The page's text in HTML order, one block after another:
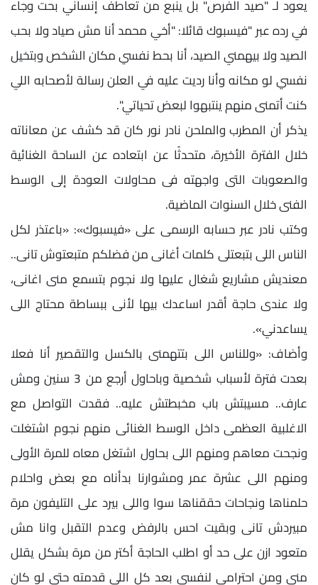
يعود لـ "صيد الفرص" بل ينبع من تعاطف إنساني بحت وجاء
في رده عبر "فيسبوك قائلا: "أخي محمد أنا مش صياد ولا بحب
الصيد ولا بيهمني الصيد، أنا بحط نفسي مكان الشخص وبتخيل
نفسي لو مكانه وأنا رديت عليه في العلن رسالة لأصحابه اللي
كنت أتمنى منهم ينتبهوا لبعض تحياتي".
يذكر أن المطرب والملحن نادر نور كان قد كشف عن معاناته
خلال الفترة الأخيرة، متحدثًا عن ابتعاده عن الساحة الغنائية
والصعوبات التى واجهته فى محاولات العودة إلى الوسط
الفنى خلال السنوات الماضية.
وكتب نادر عبر حسابه الرسمى على «فيسبوك»: «باعتذر لكل
الناس اللى بتبعتلى كلمات أغانى من فضلكم متبعتوش تانى..
معنديش مشاريع شغال عليها ولا نجوم بتسمع منى اغانى،
ولا عندى حاجة أقدر اساعدك بيها لأنى ببساطة محتاج اللى
يساعدني».
وأضاف: «وللناس اللى بتتهمنى بالكسل والتقصير أنا فعلا
بعدت فترة لأسباب شخصية وباحاول أرجع من 3 سنين ومش
عارف.. مسيبتش باب مخبطتش عليه.. فقدت التواصل مع
الاغلبية العظمى داخل الوسط الغنائى منهم نجوم اشتغلت
ونجحت معاهم ومنهم اللى بحاول اشتغل معاه للمرة الأولى
ومنهم اللى عشرة عمر ومشوارنا بدأناه مع بعض واحلام
حلمناها ونجاحات حققناها سوا واللى بيرد على التليفون مرة
مبيردش تانى وبقيت احس بالرفض وعدم التقبل وانا مش
متعود ازن على حد أو اطلب الحاجة أكتر من مرة بشكل يقلل
منى ومن احترامى لنفسى بعد كل اللى قدمته حتى لو كان